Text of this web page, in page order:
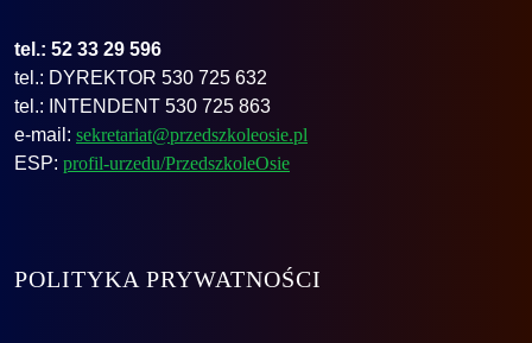
tel.: 52 33 29 596
tel.: DYREKTOR 530 725 632
tel.: INTENDENT 530 725 863
e-mail: sekretariat@przedszkoleosie.pl
ESP: profil-urzedu/PrzedszkoleOsie
POLITYKA PRYWATNOŚCI